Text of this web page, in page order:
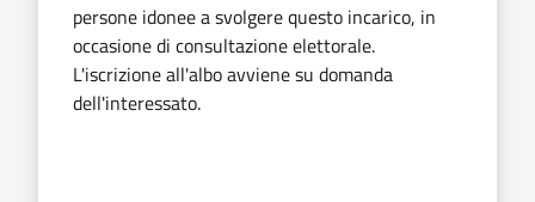
persone idonee a svolgere questo incarico, in
occasione di consultazione elettorale.
L'iscrizione all'albo avviene su domanda
dell'interessato.